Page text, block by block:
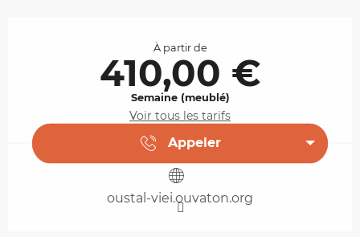
À partir de
410,00 €
Semaine (meublé)
Voir tous les tarifs
Appeler
oustal-viei.ouvaton.org